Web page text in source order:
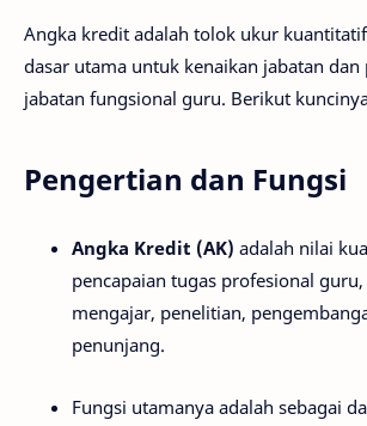
Angka kredit adalah tolok ukur
dasar utama untuk kenaikan jabatan dan
jabatan fungsional guru. Berikut
Pengertian dan Fungsi
Angka Kredit (AK) adalah nilai
pencapaian tugas profesional
mengajar, penelitian,
penunjang.
Fungsi utamanya adalah sebagai